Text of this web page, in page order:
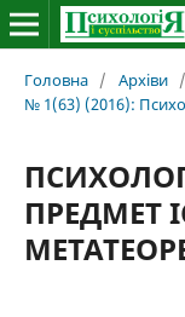
Головна / Архіви /
№ 1(63) (2016):
ПРЕДМЕТ